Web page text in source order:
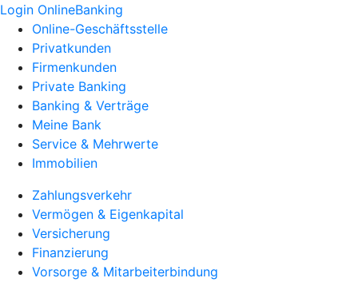
Login OnlineBanking
Online-Geschäftsstelle
Privatkunden
Firmenkunden
Private Banking
Banking & Verträge
Meine Bank
Service & Mehrwerte
Immobilien
Zahlungsverkehr
Vermögen & Eigenkapital
Versicherung
Finanzierung
Vorsorge & Mitarbeiterbindung